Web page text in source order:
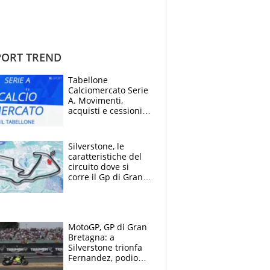
TREND
Tabellone
Calciomercato Serie
A. Movimenti,
acquisti e cessioni:
Silverstone, le
caratteristiche del
circuito dove si
corre il Gp di Gran
MotoGP, GP di Gran
Bretagna: a
Silverstone trionfa
Fernandez, podio